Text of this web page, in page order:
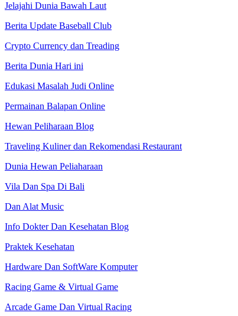
Jelajahi Dunia Bawah Laut
Berita Update Baseball Club
Crypto Currency dan Treading
Berita Dunia Hari ini
Edukasi Masalah Judi Online
Permainan Balapan Online
Hewan Peliharaan Blog
Traveling Kuliner dan Rekomendasi Restaurant
Dunia Hewan Peliaharaan
Vila Dan Spa Di Bali
Dan Alat Music
Info Dokter Dan Kesehatan Blog
Praktek Kesehatan
Hardware Dan SoftWare Komputer
Racing Game & Virtual Game
Arcade Game Dan Virtual Racing